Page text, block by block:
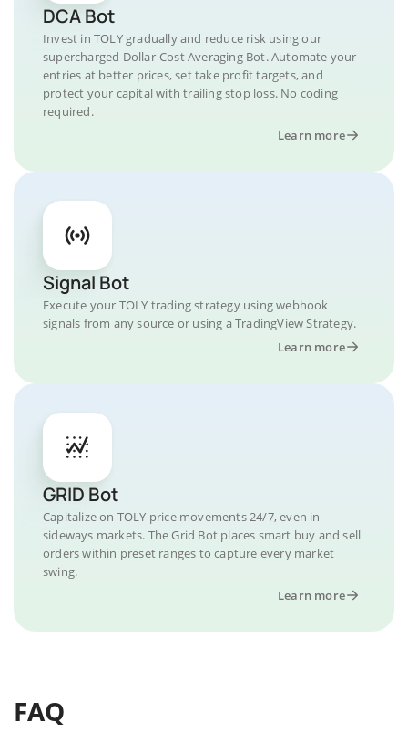
DCA Bot
Invest in TOLY gradually and reduce risk using our
supercharged Dollar-Cost Averaging Bot. Automate your
entries at better prices, set take profit targets, and
protect your capital with trailing stop loss. No coding
required.
Learn more
Signal Bot
Execute your TOLY trading strategy using webhook
signals from any source or using a TradingView Strategy.
Learn more
GRID Bot
Capitalize on TOLY price movements 24/7, even in
sideways markets. The Grid Bot places smart buy and sell
orders within preset ranges to capture every market
swing.
Learn more
FAQ